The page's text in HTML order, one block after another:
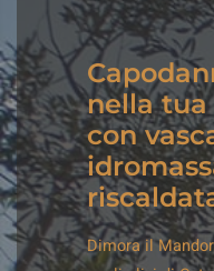
nella tua
con
Dimora il